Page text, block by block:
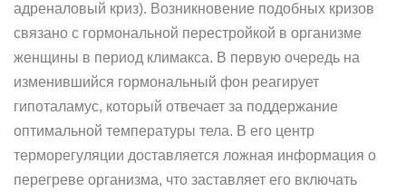
адреналовый криз). Возникновение подобных кризов
связано с гормональной перестройкой в организме
женщины в период климакса. В первую очередь на
изменившийся гормональный фон реагирует
гипоталамус, который отвечает за поддержание
оптимальной температуры тела. В его центр
терморегуляции доставляется ложная информация о
перегреве организма, что заставляет его включать